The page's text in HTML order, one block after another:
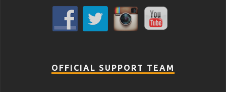
OFFICIAL SUPPORT TEAM